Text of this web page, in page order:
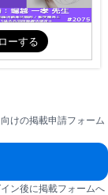
けの掲載申請フォーム
ン後に掲載フォームへ